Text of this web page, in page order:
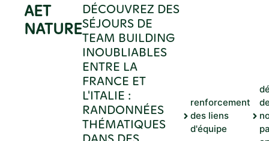
AET
NATURE
DÉCOUVREZ DES
SÉJOURS DE
TEAM BUILDING
INOUBLIABLES
ENTRE LA
FRANCE ET
L'ITALIE :
RANDONNÉES
THÉMATIQUES
renforcement
des liens
d'équipe